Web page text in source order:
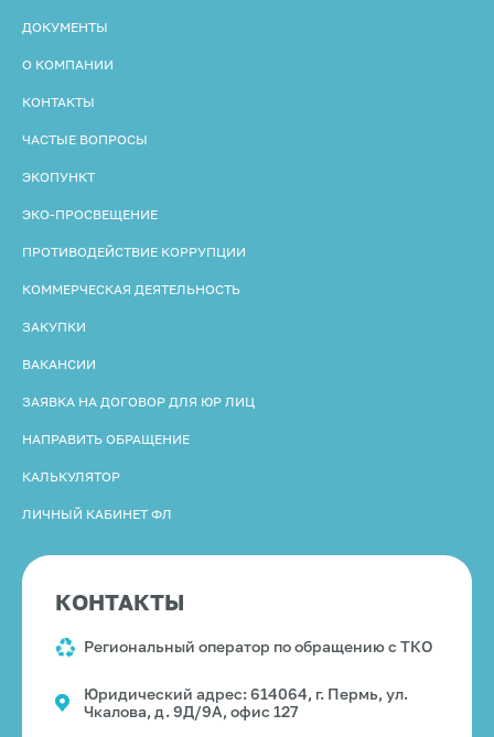
ДОКУМЕНТЫ
О КОМПАНИИ
КОНТАКТЫ
ЧАСТЫЕ ВОПРОСЫ
ЭКОПУНКТ
ЭКО-ПРОСВЕЩЕНИЕ
ПРОТИВОДЕЙСТВИЕ КОРРУПЦИИ
КОММЕРЧЕСКАЯ ДЕЯТЕЛЬНОСТЬ
ЗАКУПКИ
ВАКАНСИИ
ЗАЯВКА НА ДОГОВОР ДЛЯ ЮР ЛИЦ
НАПРАВИТЬ ОБРАЩЕНИЕ
КАЛЬКУЛЯТОР
ЛИЧНЫЙ КАБИНЕТ ФЛ
КОНТАКТЫ
Региональный оператор по обращению с ТКО
Юридический адрес: 614064, г. Пермь, ул.
Чкалова, д. 9Д/9А, офис 127